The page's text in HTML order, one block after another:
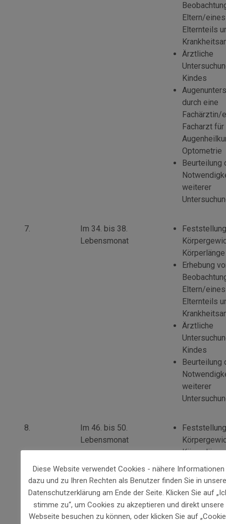
Eltern/eines
Elternteils
Ärztliche
Kindes
durch eine
Fachärztin/
Facharzt für
Optometrie
Beurteilung
weiterer
7.
Im 34. bis 38.
Lebensmonat
Körperlänge
Erhebung
Eltern/eines
Elternteils
Ärztliche
Kindes
Beurteilung
weiterer
8.
Im 46. bis 50.
Lebensmonat
Körperlänge
Erhebung
Eltern/eines
Elternteils
Diese Website verwendet Cookies - nähere Informationen
dazu und zu Ihren Rechten als Benutzer finden Sie in
Datenschutzerklärung am Ende der Seite. Klicken Sie auf
stimme zu“, um Cookies zu akzeptieren und direkt unsere
Webseite besuchen zu können, oder klicken Sie auf